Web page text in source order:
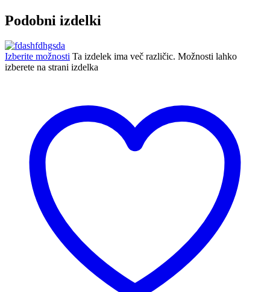
Podobni izdelki
Izberite možnosti Ta izdelek ima več različic. Možnosti lahko
izberete na strani izdelka